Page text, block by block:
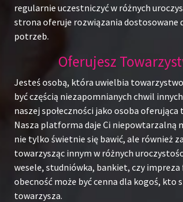
regularnie uczestniczyć w różnych
strona oferuje rozwiązania dostosowane
potrzeb.
Oferujesz
Jesteś osobą, która uwielbia
być częścią niezapomnianych chwil innych
naszej społeczności jako osoba
Nasza platforma daje Ci niepowtarzalną
nie tylko świetnie się bawić, ale również
towarzysząc innym w różnych
wesele, studniówka, bankiet, czy
obecność może być cenna dla kogoś, kto
towarzysza.